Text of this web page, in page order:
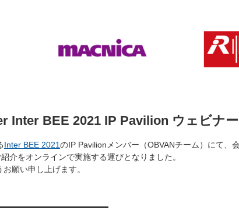
Inter BEE 2021 IP Pavilion ウェビナ
Inter BEE 2021のIP Pavilionメンバー（OBVANチーム）にて、
介をオンラインで実施する運びとなりました。
願い申し上げます。